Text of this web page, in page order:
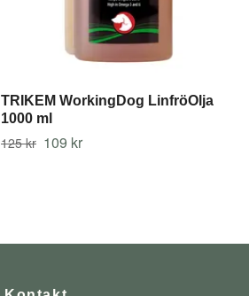
TRIKEM WorkingDog LinfröOlja
1000 ml
125 kr 109 kr